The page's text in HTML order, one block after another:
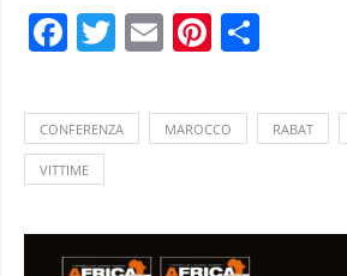
Facebook
Twitter
EmailPinterest
CONFERENZA MAROCCO RABAT
VITTIME